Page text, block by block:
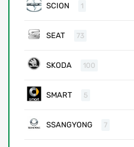
SCION 1
SEAT 73
SKODA 100
SMART 5
SSANGYONG 7